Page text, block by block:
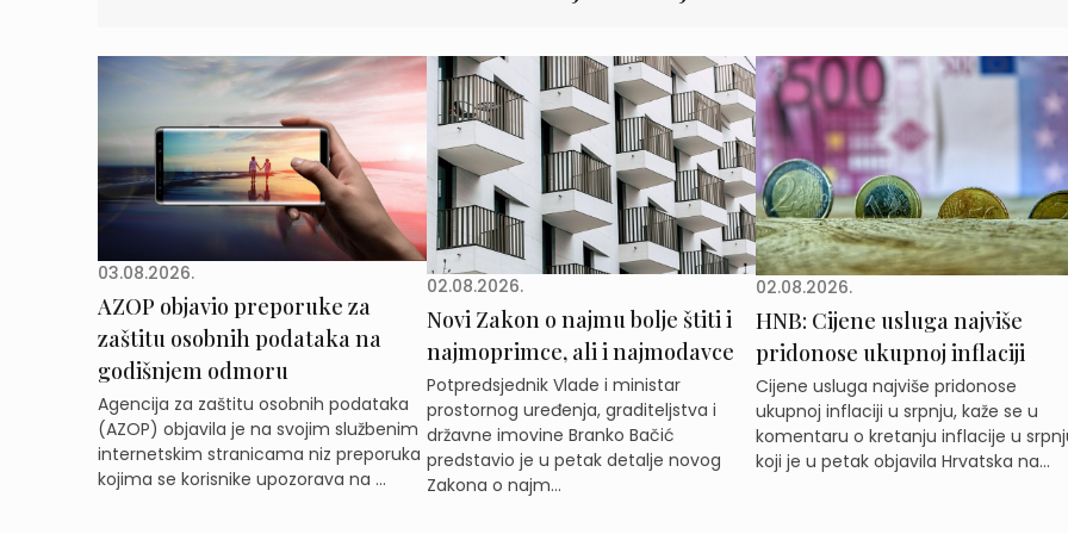
03.08.2026.
AZOP objavio preporuke za
zaštitu osobnih podataka na
godišnjem odmoru
Agencija za zaštitu osobnih podataka
(AZOP) objavila je na svojim službenim
internetskim stranicama niz preporuka
kojima se korisnike upozorava na ...
02.08.2026.
Novi Zakon o najmu bolje štiti i
najmoprimce, ali i najmodavce
Potpredsjednik Vlade i ministar
prostornog uređenja, graditeljstva i
državne imovine Branko Bačić
predstavio je u petak detalje novog
Zakona o najm...
02.08.2026.
HNB: Cijene usluga najviše
pridonose ukupnoj inflaciji
Cijene usluga najviše pridonose
ukupnoj inflaciji u srpnju, kaže se u
komentaru o kretanju inflacije u
koji je u petak objavila Hrvatska na...